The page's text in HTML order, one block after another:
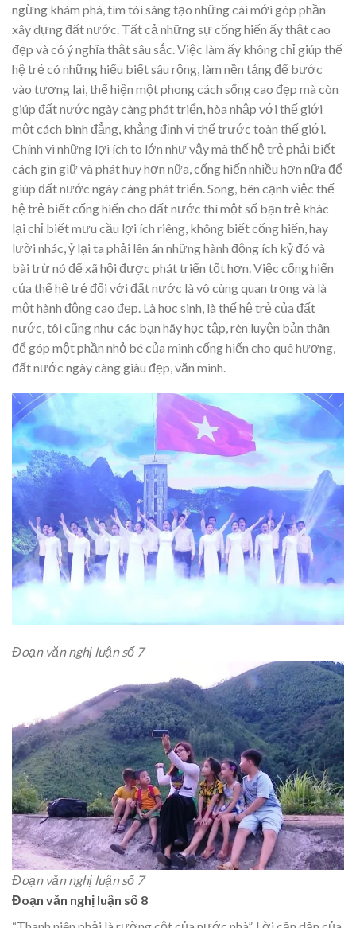
ngừng khám phá, tìm tòi sáng tạo những cái mới góp phần
xây dựng đất nước. Tất cả những sự cống hiến ấy thật cao
đẹp và có ý nghĩa thật sâu sắc. Việc làm ấy không chỉ giúp thế
hệ trẻ có những hiểu biết sâu rộng, làm nền tảng để bước
vào tương lai, thể hiện một phong cách sống cao đẹp mà còn
giúp đất nước ngày càng phát triển, hòa nhập với thế giới
một cách bình đẳng, khẳng định vị thế trước toàn thế giới.
Chính vì những lợi ích to lớn như vậy mà thế hệ trẻ phải biết
cách gìn giữ và phát huy hơn nữa, cống hiến nhiều hơn nữa để
giúp đất nước ngày càng phát triển. Song, bên cạnh việc thế
hệ trẻ biết cống hiến cho đất nước thì một số bạn trẻ khác
lại chỉ biết mưu cầu lợi ích riêng, không biết cống hiến, hay
lười nhác, ỷ lại ta phải lên án những hành động ích kỷ đó và
bài trừ nó để xã hội được phát triển tốt hơn. Việc cống hiến
của thế hệ trẻ đối với đất nước là vô cùng quan trọng và là
một hành động cao đẹp. Là học sinh, là thế hệ trẻ của đất
nước, tôi cũng như các bạn hãy học tập, rèn luyện bản thân
để góp một phần nhỏ bé của mình cống hiến cho quê hương,
đất nước ngày càng giàu đẹp, văn minh.
Đoạn văn nghị luận số 7
Đoạn văn nghị luận số 7
Đoạn văn nghị luận số 8